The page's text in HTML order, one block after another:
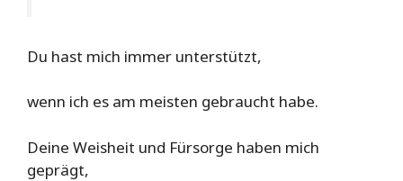
Du hast mich immer unterstützt,
wenn ich es am meisten gebraucht habe.
Deine Weisheit und Fürsorge haben mich
geprägt,